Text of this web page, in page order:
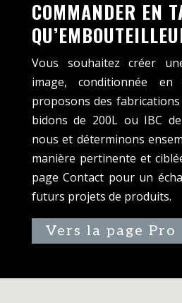
COMMANDER EN
Vous souhaitez créer
image, conditionnée
proposons des
bidons de 200L ou IBC
nous et déterminons
manière pertinente et
page Contact pour un
futurs projets de produits.
Vers la page Pro